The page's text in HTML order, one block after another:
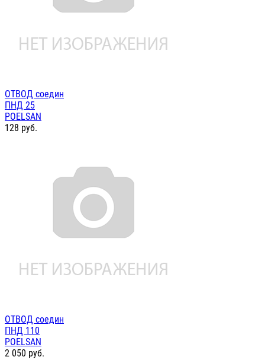
ОТВОД соедин
ПНД 25
POELSAN
128 руб.
ОТВОД соедин
ПНД 110
POELSAN
2 050 руб.